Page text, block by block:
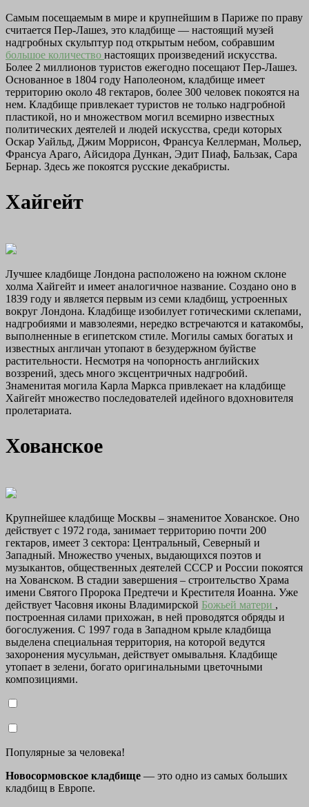
Самым посещаемым в мире и крупнейшим в Париже по праву
считается Пер-Лашез, это кладбище — настоящий музей
надгробных скульптур под открытым небом, собравшим
большое количество настоящих произведений искусства.
Более 2 миллионов туристов ежегодно посещают Пер-Лашез.
Основанное в 1804 году Наполеоном, кладбище имеет
территорию около 48 гектаров, более 300 человек покоятся на
нем. Кладбище привлекает туристов не только надгробной
пластикой, но и множеством могил всемирно известных
политических деятелей и людей искусства, среди которых
Оскар Уайльд, Джим Моррисон, Франсуа Келлерман, Мольер,
Франсуа Араго, Айсидора Дункан, Эдит Пиаф, Бальзак, Сара
Бернар. Здесь же покоятся русские декабристы.
Хайгейт
Лучшее кладбище Лондона расположено на южном склоне
холма Хайгейт и имеет аналогичное название. Создано оно в
1839 году и является первым из семи кладбищ, устроенных
вокруг Лондона. Кладбище изобилует готическими склепами,
надгробиями и мавзолеями, нередко встречаются и катакомбы,
выполненные в египетском стиле. Могилы самых богатых и
известных англичан утопают в безудержном буйстве
растительности. Несмотря на чопорность английских
воззрений, здесь много эксцентричных надгробий.
Знаменитая могила Карла Маркса привлекает на кладбище
Хайгейт множество последователей идейного вдохновителя
пролетариата.
Хованское
Крупнейшее кладбище Москвы – знаменитое Хованское. Оно
действует с 1972 года, занимает территорию почти 200
гектаров, имеет 3 сектора: Центральный, Северный и
Западный. Множество ученых, выдающихся поэтов и
музыкантов, общественных деятелей СССР и России покоятся
на Хованском. В стадии завершения – строительство Храма
имени Святого Пророка Предтечи и Крестителя Иоанна. Уже
действует Часовня иконы Владимирской Божьей матери ,
построенная силами прихожан, в ней проводятся обряды и
богослужения. С 1997 года в Западном крыле кладбища
выделена специальная территория, на которой ведутся
захоронения мусульман, действует омывальня. Кладбище
утопает в зелени, богато оригинальными цветочными
композициями.
Популярные за человека!
Новосормовское кладбище — это одно из самых больших
кладбищ в Европе.